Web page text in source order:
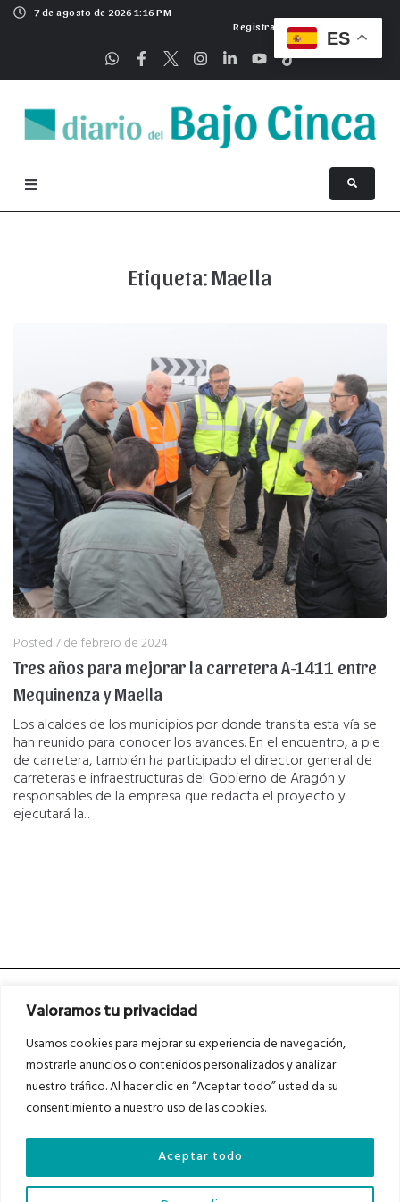
Valoramos tu privacidad
Usamos cookies para mejorar su experiencia de navegación,
mostrarle anuncios o contenidos personalizados y analizar
nuestro tráfico. Al hacer clic en “Aceptar todo” usted da su
consentimiento a nuestro uso de las cookies.
Aceptar todo
7 de agosto de 2026 1:16 PM
Registrarse
Etiqueta: Maella
Posted7 de febrero de 2024
Tres años para mejorar la carretera A-1411 entre
Mequinenza y Maella
Los alcaldes de los municipios por donde transita esta vía se
han reunido para conocer los avances. En el encuentro, a pie
de carretera, también ha participado el director general de
carreteras e infraestructuras del Gobierno de Aragón y
responsables de la empresa que redacta el proyecto y
ejecutará la...
Asociados a
Auditados por
ES